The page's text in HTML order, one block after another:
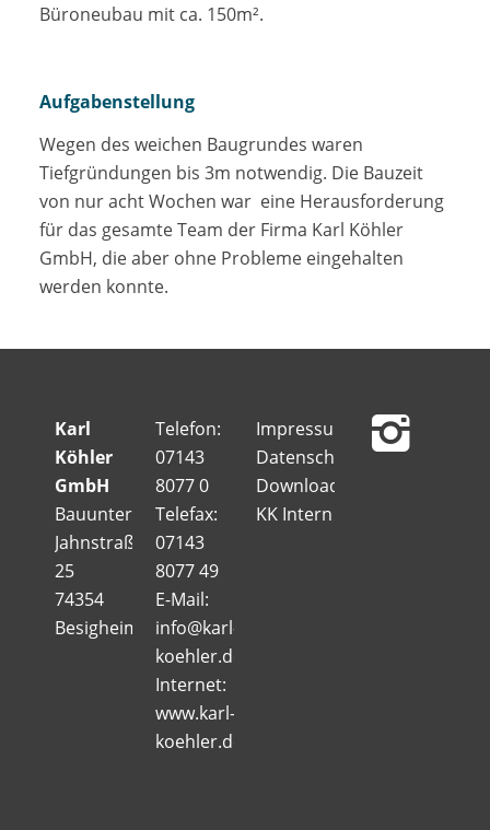
Büroneubau mit ca. 150m².
Aufgabenstellung
Wegen des weichen Baugrundes waren
Tiefgründungen bis 3m notwendig. Die Bauzeit
von nur acht Wochen war eine Herausforderung
für das gesamte Team der Firma Karl Köhler
GmbH, die aber ohne Probleme eingehalten
werden konnte.
Karl
Köhler
GmbH
Bauunternehmung
Jahnstraße
25
74354
Besigheim
Telefon:
07143
8077 0
Telefax:
07143
8077 49
E-Mail:
info@karl-
koehler.de
Internet:
www.karl-
koehler.de
Impressum
Datenschutz
Downloads
KK Intern